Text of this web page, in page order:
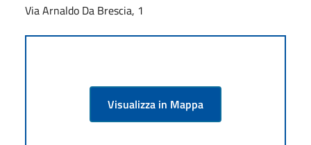
Via Arnaldo Da Brescia, 1
Visualizza in Mappa